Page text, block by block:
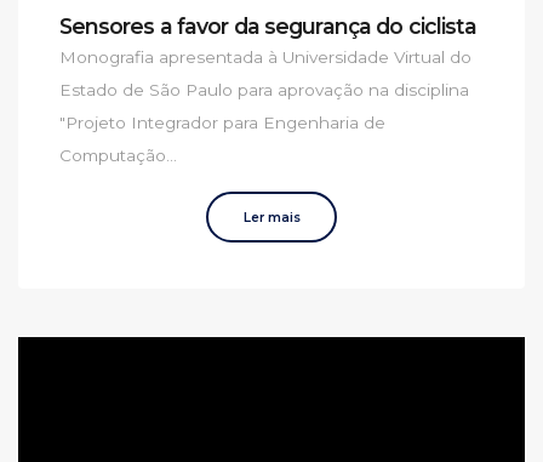
Sensores a favor da segurança do ciclista
Monografia apresentada à Universidade Virtual do
Estado de São Paulo para aprovação na disciplina
"Projeto Integrador para Engenharia de
Computação...
Ler mais